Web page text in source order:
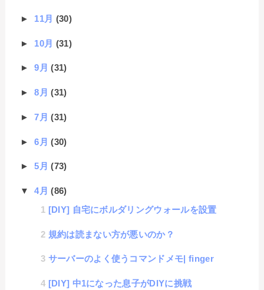
► 11月 (30)
► 10月 (31)
►9月(31)
►8月(31)
►7月(31)
►6月(30)
►5月(73)
▼4月(86)
[DIY] 自宅にボルダリングウォールを設置
規約は読まない方が悪いのか？
サーバーのよく使うコマンドメモ| finger
[DIY] 中1になった息子がDIYに挑戦